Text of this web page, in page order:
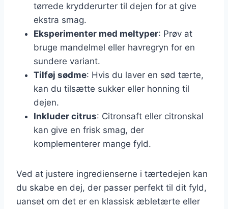
tørrede krydderurter til dejen for at give
ekstra smag.
Eksperimenter med meltyper: Prøv at
bruge mandelmel eller havregryn for en
sundere variant.
Tilføj sødme: Hvis du laver en sød tærte,
kan du tilsætte sukker eller honning til
dejen.
Inkluder citrus: Citronsaft eller citronskal
kan give en frisk smag, der
komplementerer mange fyld.
Ved at justere ingredienserne i tærtedejen kan
du skabe en dej, der passer perfekt til dit fyld,
uanset om det er en klassisk æbletærte eller